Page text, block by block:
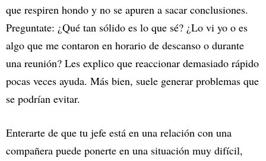
que respiren hondo y no se apuren a sacar conclusiones.
Preguntate: ¿Qué tan sólido es lo que sé? ¿Lo vi yo o es
algo que me contaron en horario de descanso o durante
una reunión? Les explico que reaccionar demasiado rápido
pocas veces ayuda. Más bien, suele generar problemas que
se podrían evitar.
Enterarte de que tu jefe está en una relación con una
compañera puede ponerte en una situación muy difícil,